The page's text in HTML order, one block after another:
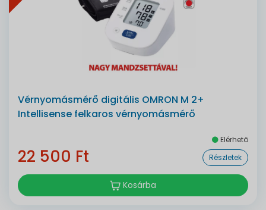
Vérnyomásmérő digitális OMRON M 2+
Intellisense felkaros vérnyomásmérő
Elérhető
22 500 Ft Részletek
Kosárba